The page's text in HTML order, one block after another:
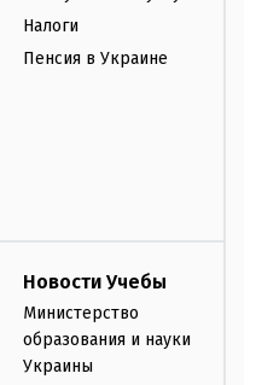
Налоги
Пенсия в Украине
Новости Учебы
Министерство
образования и науки
Украины